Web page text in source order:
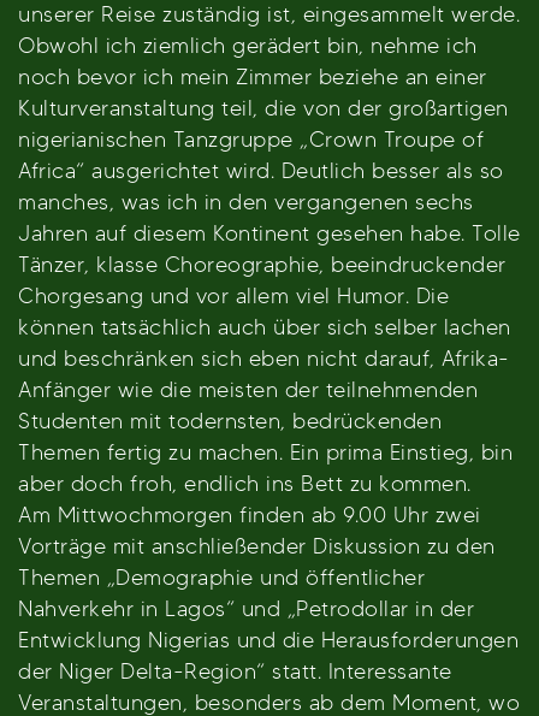
unserer Reise zuständig ist, eingesammelt werde.
Obwohl ich ziemlich gerädert bin, nehme ich
noch bevor ich mein Zimmer beziehe an einer
Kulturveranstaltung teil, die von der großartigen
nigerianischen Tanzgruppe „Crown Troupe of
Africa“ ausgerichtet wird. Deutlich besser als so
manches, was ich in den vergangenen sechs
Jahren auf diesem Kontinent gesehen habe. Tolle
Tänzer, klasse Choreographie, beeindruckender
Chorgesang und vor allem viel Humor. Die
können tatsächlich auch über sich selber lachen
und beschränken sich eben nicht darauf, Afrika-
Anfänger wie die meisten der teilnehmenden
Studenten mit todernsten, bedrückenden
Themen fertig zu machen. Ein prima Einstieg, bin
aber doch froh, endlich ins Bett zu kommen.
Am Mittwochmorgen finden ab 9.00 Uhr zwei
Vorträge mit anschließender Diskussion zu den
Themen „Demographie und öffentlicher
Nahverkehr in Lagos“ und „Petrodollar in der
Entwicklung Nigerias und die Herausforderungen
der Niger Delta-Region“ statt. Interessante
Veranstaltungen, besonders ab dem Moment, wo